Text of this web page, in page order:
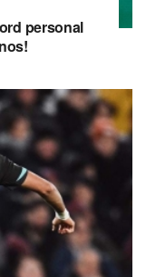
personal